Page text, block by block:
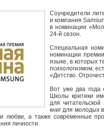
Соучредители
и компания
в номинации
24-й сезон.
Специальная
номинации
языке, в которых
психологизмом,
«Детство.
Вот уже два года
Школы критики
для
книг для молодых
любви, а также современные
личности.